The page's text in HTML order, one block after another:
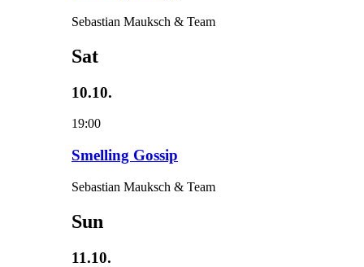
Sebastian Mauksch & Team
Sat
10.10.
19:00
Smelling Gossip
Sebastian Mauksch & Team
Sun
11.10.